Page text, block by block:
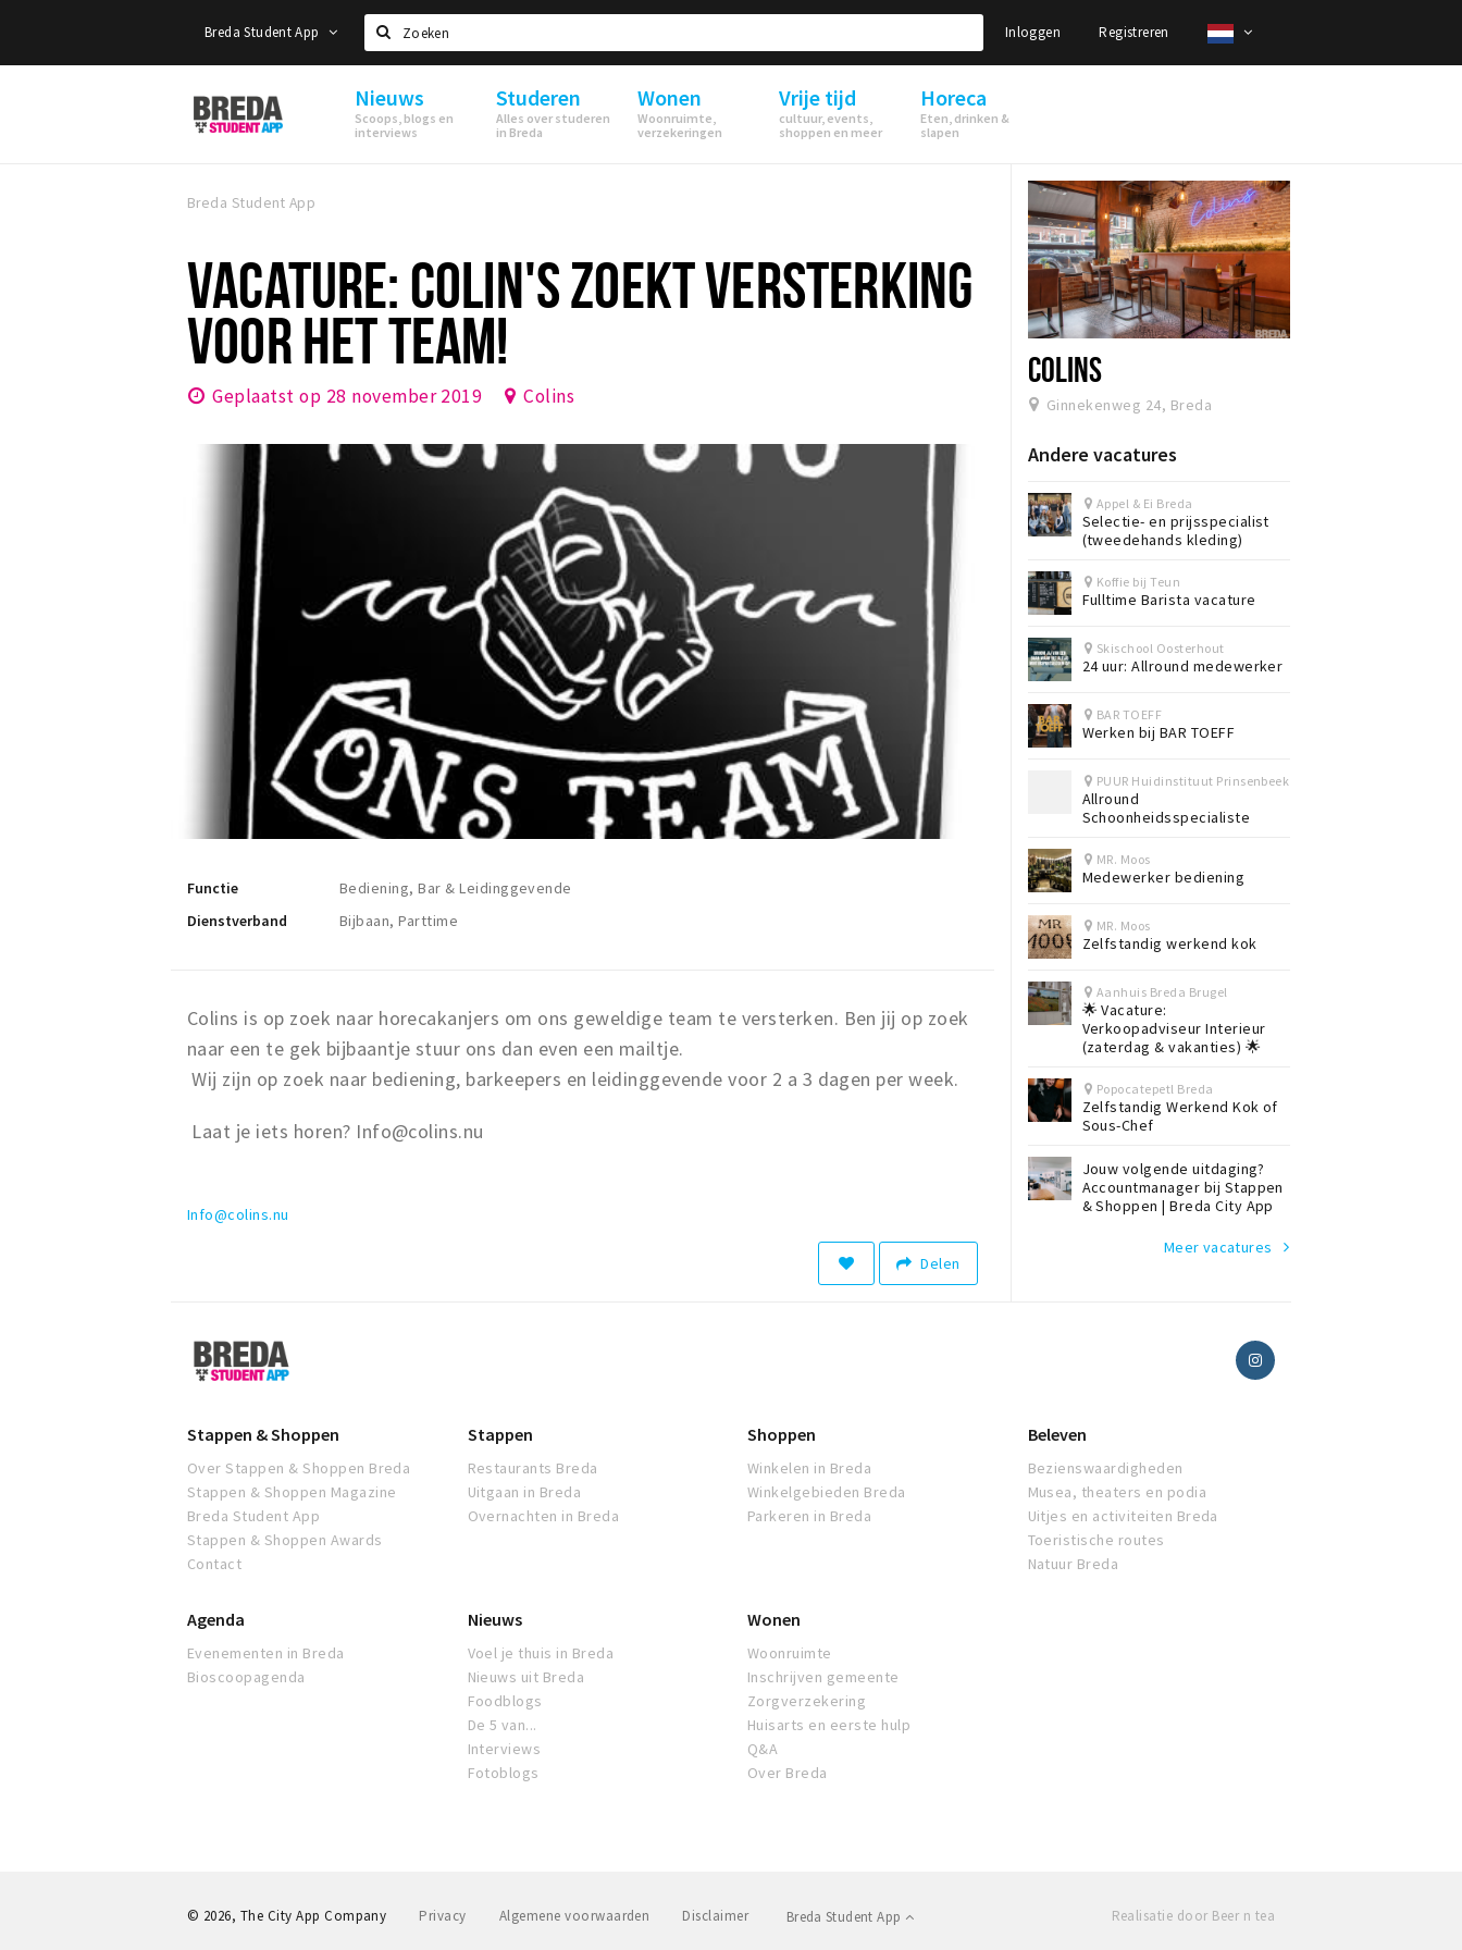
Breda Student App
Zoeken
Inloggen Registreren
Breda
Student
Nieuws
Scoops, blogs en
interviews
Studeren
Alles over studeren
in Breda
Wonen
Woonruimte,
verzekeringen
Vrije tijd
cultuur, events,
shoppen en meer
Horeca
Eten, drinken &
slapen
Breda Student App
VACATURE: COLIN'S ZOEKT VERSTERKING
VOOR HET TEAM!
Geplaatst op 28 november 2019 Colins
Functie
Bediening, Bar & Leidinggevende
Dienstverband
Bijbaan, Parttime
Colins is op zoek naar horecakanjers om ons geweldige team te versterken. Ben jij op zoek
naar een te gek bijbaantje stuur ons dan even een mailtje.
Wij zijn op zoek naar bediening, barkeepers en leidinggevende voor 2 a 3 dagen per week.
Laat je iets horen? Info@colins.nu
Info@colins.nu
Delen
COLINS
Ginnekenweg 24, Breda
Andere vacatures
Appel & Ei Breda
Selectie- en prijsspecialist
(tweedehands kleding)
Koffie bij Teun
Fulltime Barista vacature
Skischool Oosterhout
24 uur: Allround medewerker
BAR TOEFF
Werken bij BAR TOEFF
PUUR Huidinstituut Prinsenbeek
Allround
Schoonheidsspecialiste
MR. Moos
Medewerker bediening
MR. Moos
Zelfstandig werkend kok
Aanhuis Breda Brugel
🌟 Vacature:
Verkoopadviseur Interieur
(zaterdag & vakanties) 🌟
Popocatepetl Breda
Zelfstandig Werkend Kok of
Sous-Chef
Jouw volgende uitdaging?
Accountmanager bij Stappen
& Shoppen | Breda City App
Meer vacatures
Breda
Student
App
Stappen & Shoppen
Over Stappen & Shoppen Breda
Stappen & Shoppen Magazine
Breda Student App
Stappen & Shoppen Awards
Contact
Stappen
Restaurants Breda
Uitgaan in Breda
Overnachten in Breda
Shoppen
Winkelen in Breda
Winkelgebieden Breda
Parkeren in Breda
Beleven
Bezienswaardigheden
Musea, theaters en podia
Uitjes en activiteiten Breda
Toeristische routes
Natuur Breda
Agenda
Evenementen in Breda
Bioscoopagenda
Nieuws
Voel je thuis in Breda
Nieuws uit Breda
Foodblogs
De 5 van...
Interviews
Fotoblogs
Wonen
Woonruimte
Inschrijven gemeente
Zorgverzekering
Huisarts en eerste hulp
Q&A
Over Breda
Privacy Algemene voorwaarden Disclaimer Breda Student App
© 2026, The City App Company Realisatie door Beer n tea